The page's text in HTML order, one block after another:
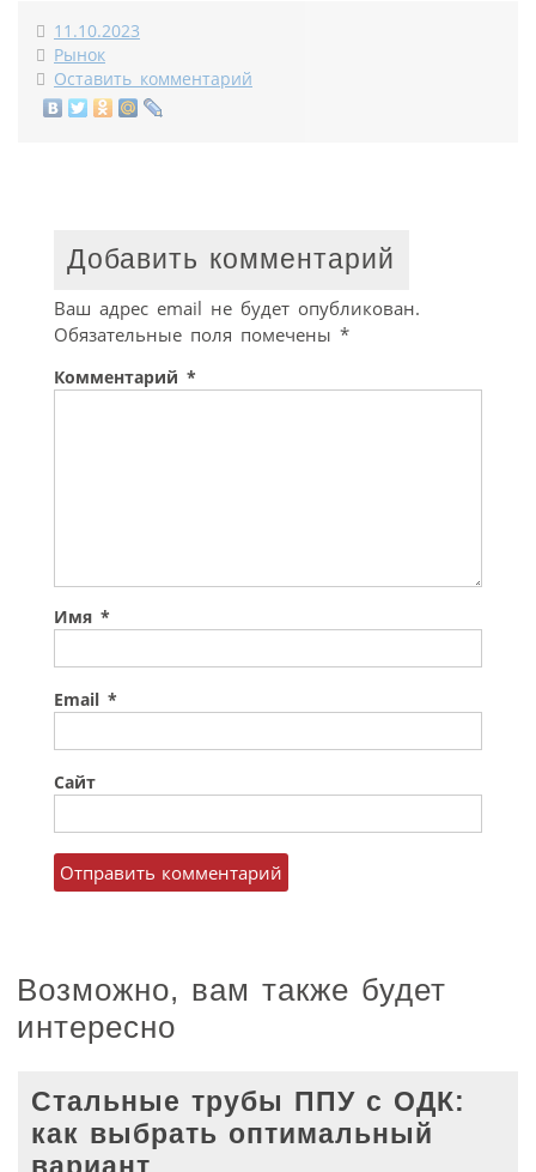
11.10.2023
Рынок
Оставить комментарий
Добавить комментарий
Ваш адрес email не будет опубликован.
Обязательные поля помечены *
Комментарий *
Имя *
Email *
Сайт
Возможно, вам также будет
интересно
Стальные трубы ППУ с ОДК:
как выбрать оптимальный